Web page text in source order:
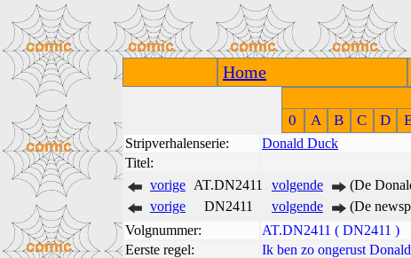
Home
0 A B C D
Stripverhalenserie:
Donald Duck
Titel:
vorige AT.DN2411 volgende
(De
vorige
DN2411 volgende
(De
Volgnummer:
AT.DN2411 ( DN2411 )
Eerste regel:
Ik ben zo ongerust Donald